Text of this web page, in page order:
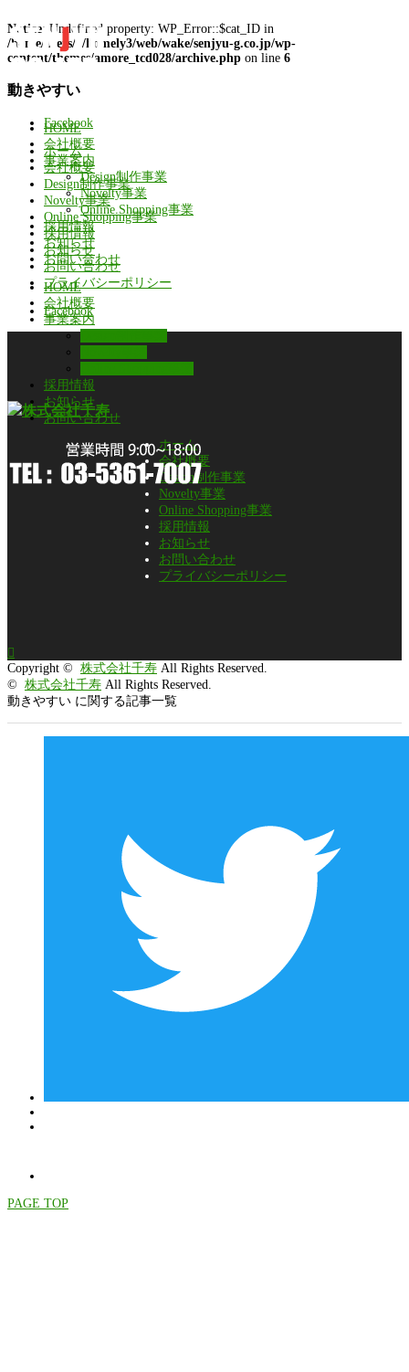
HOME
会社概要
事業案内
Design制作事業
Novelty事業
Online Shopping事業
採用情報
お知らせ
お問い合わせ
HOME
会社概要
事業案内
採用情報
お知らせ
お問い合わせ
Notice: Undefined property: WP_Error::$cat_ID in
/home/users/1/homely3/web/wake/senjyu-g.co.jp/wp-
content/themes/amore_tcd028/archive.php on line 6
動きやすい
Facebook
ホーム
会社概要
Design制作事業
Novelty事業
Online Shopping事業
採用情報
お知らせ
お問い合わせ
プライバシーポリシー
Facebook
ホーム
会社概要
Design制作事業
Novelty事業
Online Shopping事業
採用情報
お知らせ
お問い合わせ
プライバシーポリシー

Copyright © 株式会社千寿 All Rights Reserved.
© 株式会社千寿 All Rights Reserved.
動きやすい に関する記事一覧
PAGE TOP